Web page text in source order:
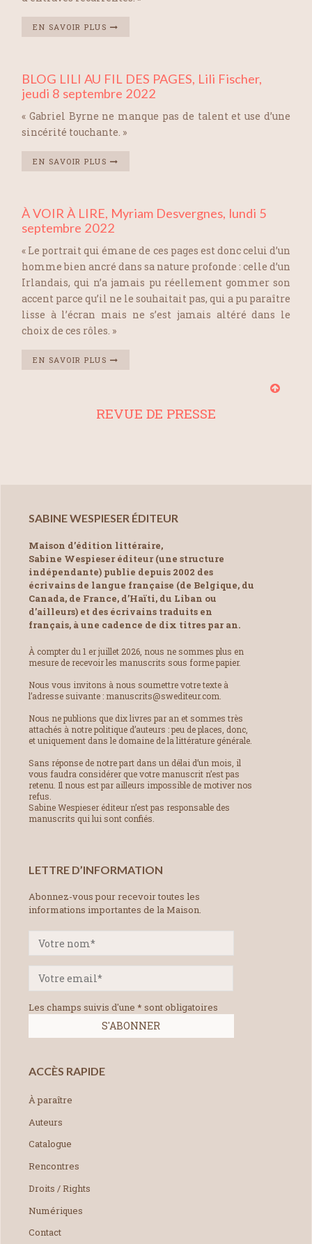
EN SAVOIR PLUS
BLOG LILI AU FIL DES PAGES, Lili Fischer,
jeudi 8 septembre 2022
« Gabriel Byrne ne manque pas de talent et use d’une
sincérité touchante. »
EN SAVOIR PLUS
À VOIR À LIRE, Myriam Desvergnes, lundi 5
septembre 2022
« Le portrait qui émane de ces pages est donc celui d’un
homme bien ancré dans sa nature profonde : celle d’un
Irlandais, qui n’a jamais pu réellement gommer son
accent parce qu’il ne le souhaitait pas, qui a pu paraître
lisse à l’écran mais ne s’est jamais altéré dans le
choix de ces rôles. »
EN SAVOIR PLUS
REVUE DE PRESSE
SABINE WESPIESER ÉDITEUR
Maison d’édition littéraire,
Sabine Wespieser éditeur (une structure
indépendante) publie depuis 2002 des
écrivains de langue française (de Belgique, du
Canada, de France, d’Haïti, du Liban ou
d’ailleurs) et des écrivains traduits en
français, à une cadence de dix titres par an.
À compter du 1 er juillet 2026, nous ne sommes plus en
mesure de recevoir les manuscrits sous forme papier.
Nous vous invitons à nous soumettre votre texte à
l’adresse suivante : manuscrits@swediteur.com.
Nous ne publions que dix livres par an et sommes très
attachés à notre politique d’auteurs : peu de places, donc,
et uniquement dans le domaine de la littérature générale.
Sans réponse de notre part dans un délai d’un mois, il
vous faudra considérer que votre manuscrit n’est pas
retenu. Il nous est par ailleurs impossible de motiver nos
refus.
Sabine Wespieser éditeur n’est pas responsable des
manuscrits qui lui sont confiés.
LETTRE D’INFORMATION
Abonnez-vous pour recevoir toutes les
informations importantes de la Maison.
Les champs suivis d'une * sont obligatoires
ACCÈS RAPIDE
À paraître
Auteurs
Catalogue
Rencontres
Droits / Rights
Numériques
Contact